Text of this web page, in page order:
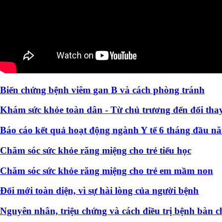
Biến chứng bệnh viêm gan B và cách phòng tránh
Khám sức khỏe toàn dân - Từ chủ trương đến đổi
Báo cáo kết quả hoạt động ngành Y tế 6 tháng đầu
Chăm sóc sức khỏe răng miệng cho trẻ tiểu học
Chăm sóc sức khỏe răng miệng cho trẻ em mầm non
Đổi mới toàn diện, vì sự hài lòng của người bệnh
Nguyên nhân, triệu chứng và cách điều trị bệnh bàn